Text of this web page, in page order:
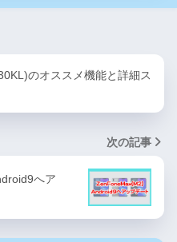
のオススメ機能と詳細ス
次の記事
へア